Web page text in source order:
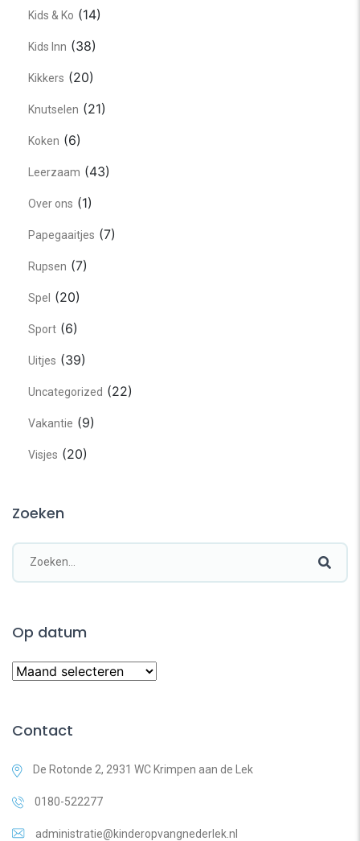
Kids & Ko (14)
Kids Inn (38)
Kikkers (20)
Knutselen (21)
Koken (6)
Leerzaam (43)
Over ons (1)
Papegaaitjes (7)
Rupsen (7)
Spel (20)
Sport (6)
Uitjes (39)
Uncategorized (22)
Vakantie (9)
Visjes (20)
Zoeken
Op datum
Op
Contact
De Rotonde 2, 2931 WC Krimpen aan de Lek
0180-522277
administratie@kinderopvangnederlek.nl